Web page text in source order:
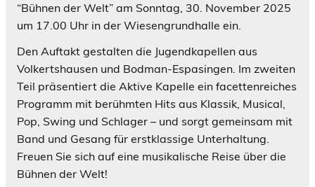
“Bühnen der Welt” am Sonntag, 30. November 2025
um 17.00 Uhr in der Wiesengrundhalle ein.
Den Auftakt gestalten die Jugendkapellen aus
Volkertshausen und Bodman-Espasingen. Im zweiten
Teil präsentiert die Aktive Kapelle ein facettenreiches
Programm mit berühmten Hits aus Klassik, Musical,
Pop, Swing und Schlager – und sorgt gemeinsam mit
Band und Gesang für erstklassige Unterhaltung.
Freuen Sie sich auf eine musikalische Reise über die
Bühnen der Welt!